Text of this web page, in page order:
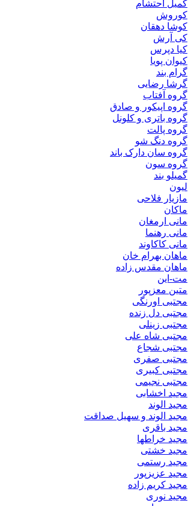
کمیل احتشام
کوروش
کوشا دهقان
کی آرش
کیا دپرس
کیوان پویا
گرام بند
گرشا رضایی
گروه آفتاب
گروه اپیکور و صادق
گروه باتری و کلونل
گروه پالت
گروه دنگ شو
گروه سان دارک باند
گروه سون
گمیلو بند
لیون
مازیار فلاحی
ماکان
مانی ارمغان
مانی رهنما
مانی کاکاوند
ماهان بهرام خان
ماهان مقدس زاده
مت-این
متین معزپور
مجتبی اورنگی
مجتبی دل زنده
مجتبی زینلی
مجتبی شاه علی
مجتبی شجاع
مجتبی صفری
مجتبی کبیری
مجتبی نجیمی
مجید اخشابی
مجید الوند‎
مجید الوند و سهیل صداقت
مجید باقری
مجید خراطها
مجید خشتی
مجید رستمی
مجید عزیزپور
مجید کریم زاده
مجید نوری